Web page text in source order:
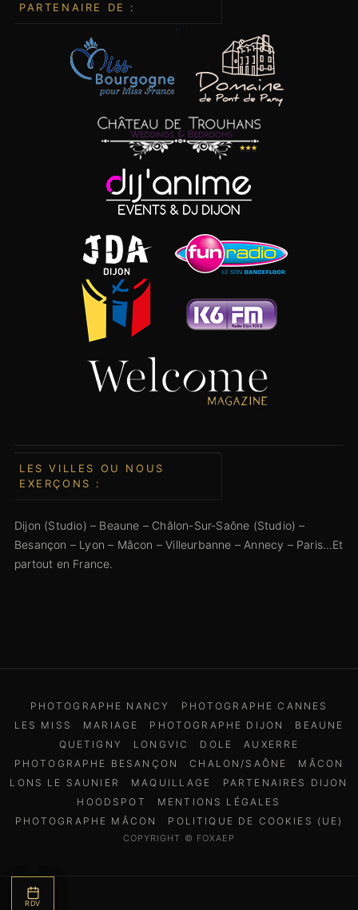
PARTENAIRE DE :
LES VILLES OU NOUS
EXERÇONS :
Dijon (Studio) – Beaune – Châlon-Sur-Saône (Studio) –
Besançon – Lyon – Mâcon –Villeurbanne – Annecy – Paris…Et
partout en France.
PHOTOGRAPHE NANCY
PHOTOGRAPHE CANNES
LES MISS
MARIAGE PHOTOGRAPHE DIJON
BEAUNE
QUETIGNY
LONGVIC DOLE
AUXERRE
PHOTOGRAPHE BESANÇON
CHALON/SAÔNE
MÂCON
LONS LE SAUNIER
MAQUILLAGE
PARTENAIRES DIJON
HOODSPOT
MENTIONS LÉGALES
PHOTOGRAPHE MÂCON
POLITIQUE DE COOKIES (UE)
COPYRIGHT © FOXAEP
AVIS
BOUTIQUE
RDV